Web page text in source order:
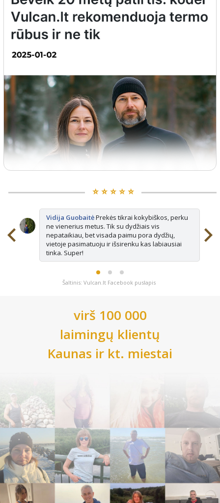
⭐️ ⭐️ ⭐️ ⭐️ ⭐️
Vidija GuobaitėPrekės tikrai kokybiškos, perku
ne vienerius metus. Tik su dydžiais vis
nepataikiau, bet visada paimu pora dydžių,
vietoje pasimatuoju ir išsirenku kas labiausiai
tinka. Super!
Šaltinis: Vulcan.lt Facebook puslapis
virš 100 000
laimingų klientų
Kaunas ir kt. miestai